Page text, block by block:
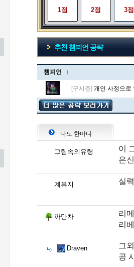
1점 2점 3점
추천 챔피언 공략
챔피언
[구시즌] 개인 사정으로
나도 한마디
그림속의유령
이
은
계뷰지 실
까만차
리
리
Draven
그
공